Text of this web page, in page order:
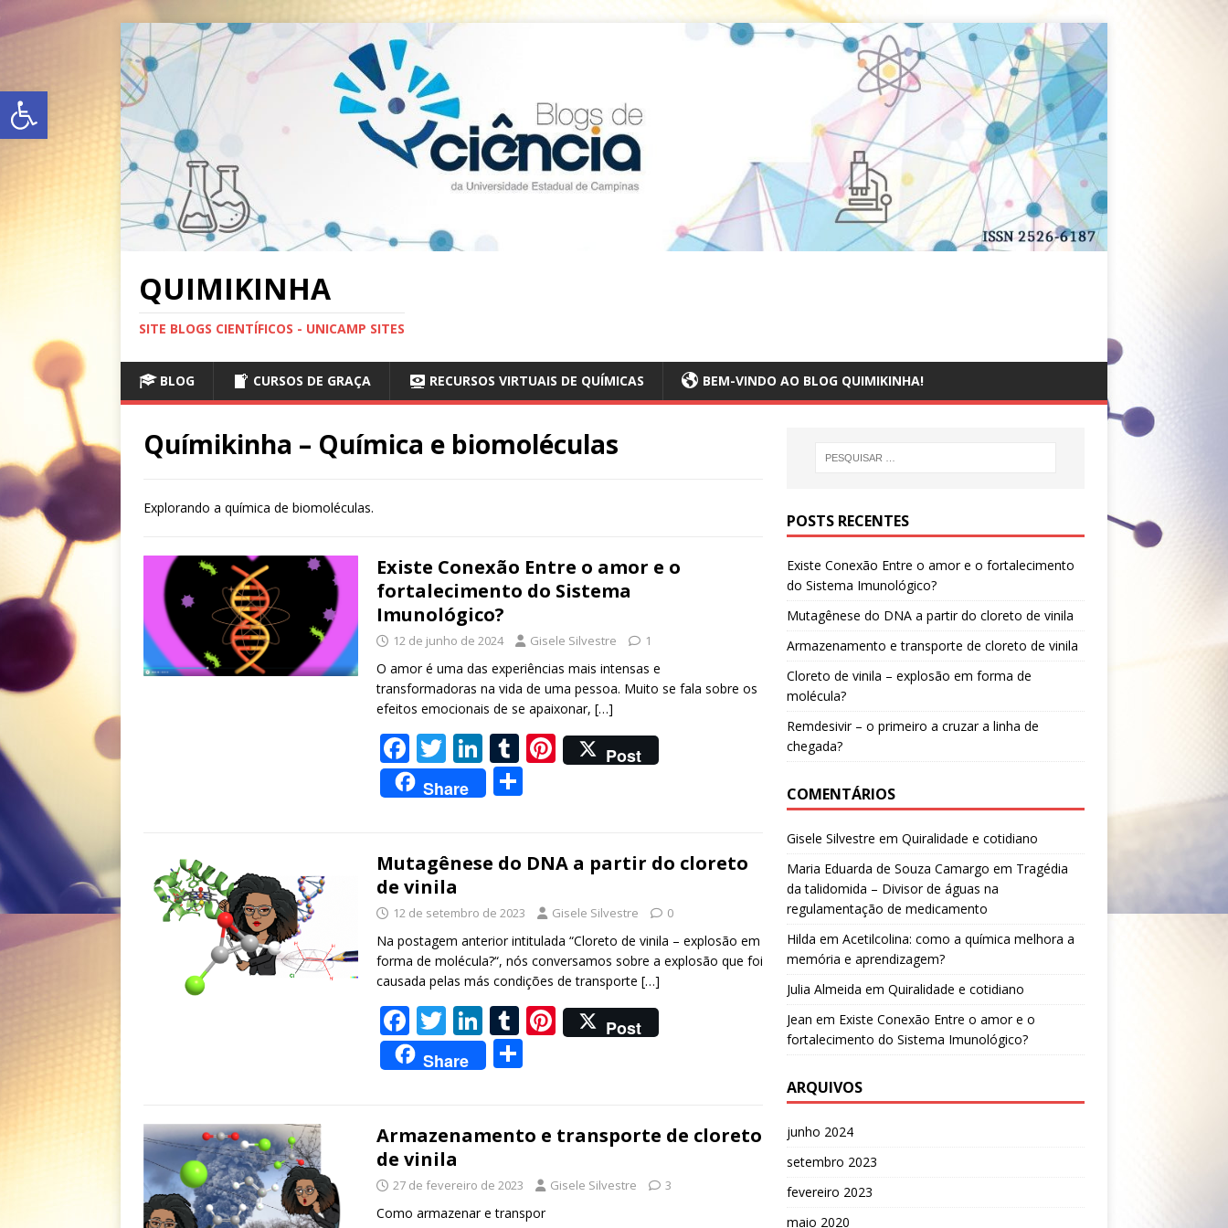
Abrir a barra de ferramentas
QUIMIKINHA
SITE BLOGS CIENTÍFICOS - UNICAMP SITES
BLOG CURSOS DE GRAÇA RECURSOS VIRTUAIS DE QUÍMICAS BEM-VINDO AO BLOG QUIMIKINHA!
Químikinha – Química e biomoléculas
Explorando a química de biomoléculas.
Existe Conexão Entre o amor e o
fortalecimento do Sistema
Imunológico?
12 de junho de 2024 Gisele Silvestre 1
O amor é uma das experiências mais intensas e
transformadoras na vida de uma pessoa. Muito se fala sobre os
efeitos emocionais de se apaixonar, […]
F
ac
e
o
o
k
T
w
itt
Li
n
k
dI
T
u
m
r
Pi
nt
st
Post
Share
e
Mutagênese do DNA a partir do cloreto
de vinila
12 de setembro de 2023 Gisele Silvestre 0
Na postagem anterior intitulada “Cloreto de vinila – explosão em
forma de molécula?“, nós conversamos sobre a explosão que foi
causada pelas más condições de transporte […]
F
ac
e
o
o
k
T
w
itt
Li
n
k
dI
T
u
m
r
Pi
nt
st
Post
Share
e
Armazenamento e transporte de cloreto
de vinila
27 de fevereiro de 2023 Gisele Silvestre 3
Como armazenar e transpor
POSTS RECENTES
Existe Conexão Entre o amor e o fortalecimento
do Sistema Imunológico?
Mutagênese do DNA a partir do cloreto de vinila
Armazenamento e transporte de cloreto de vinila
Cloreto de vinila – explosão em forma de
molécula?
Remdesivir – o primeiro a cruzar a linha de
chegada?
COMENTÁRIOS
Gisele Silvestre em Quiralidade e cotidiano
Maria Eduarda de Souza Camargo em Tragédia
da talidomida – Divisor de águas na
regulamentação de medicamento
Hilda em Acetilcolina: como a química melhora a
memória e aprendizagem?
Julia Almeida em Quiralidade e cotidiano
Jean em Existe Conexão Entre o amor e o
fortalecimento do Sistema Imunológico?
ARQUIVOS
junho 2024
setembro 2023
fevereiro 2023
maio 2020